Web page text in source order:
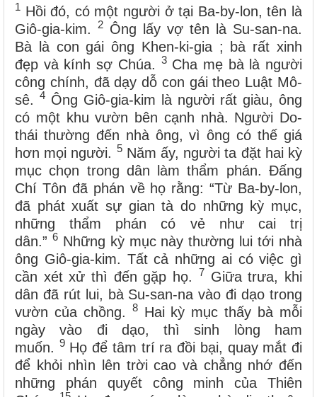
1 Hồi đó, có một người ở tại Ba-by-lon, tên là
Giô-gia-kim.
2 Ông lấy vợ tên là Su-san-na.
Bà là con gái ông Khen-ki-gia ; bà rất xinh
đẹp và kính sợ Chúa. 3Cha mẹ bà là người
công chính, đã dạy dỗ con gái theo Luật Mô-
sê. 4 Ông Giô-gia-kim là người rất giàu, ông
có một khu vườn bên cạnh nhà. Người Do-
thái thường đến nhà ông, vì ông có thế giá
hơn mọi người. 5Năm ấy, người ta đặt hai kỳ
mục chọn trong dân làm thẩm phán. Đấng
Chí Tôn đã phán về họ rằng: “Từ Ba-by-lon,
đã phát xuất sự gian tà do những kỳ mục,
những thẩm phán có vẻ như cai trị
dân.” 6Những kỳ mục này thường lui tới nhà
ông Giô-gia-kim. Tất cả những ai có việc gì
cần xét xử thì đến gặp họ.
7 Giữa trưa, khi
dân đã rút lui, bà Su-san-na vào đi dạo trong
vườn của chồng.
8Hai kỳ mục thấy bà mỗi
ngày vào đi dạo, thì sinh lòng ham
muốn. 9Họ để tâm trí ra đồi bại, quay mắt đi
để khỏi nhìn lên trời cao và chẳng nhớ đến
những phán quyết công minh của Thiên